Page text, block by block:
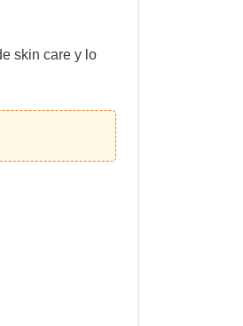
skin care y lo